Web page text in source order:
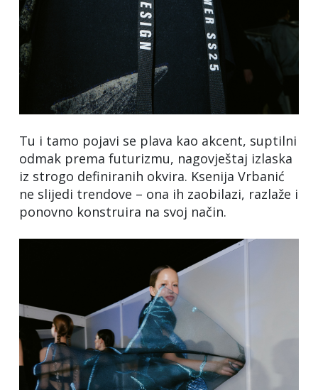
Tu i tamo pojavi se plava kao akcent, suptilni
odmak prema futurizmu, nagovještaj izlaska
iz strogo definiranih okvira. Ksenija Vrbanić
ne slijedi trendove – ona ih zaobilazi, razlaže i
ponovno konstruira na svoj način.